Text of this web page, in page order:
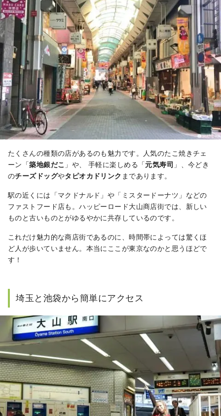
たくさんの種類の店があるのも魅力です。人気のたこ焼きチェ
ーン「築地銀だこ 」や、 手軽に楽しめる「元気寿司 」、今どき
のチーズドッグやタピオカドリンク まであります。
駅の近くには「マクドナルド」や「ミスタードーナツ」などの
ファストフード店も。ハッピーロード大山商店街では、新しい
ものと古いものとがゆるやかに共存しているのです。
これだけ魅力的な商店街であるのに、時間帯によっては驚くほ
ど人が歩いていません。本当にここが東京なのかと思うほどで
す！
埼玉と池袋から簡単にアクセス